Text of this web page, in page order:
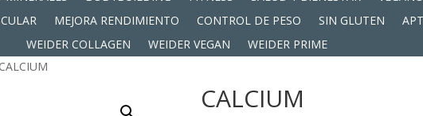
MEJORA RENDIMIENTO CONTROL DE PESO SIN GLUTEN
WEIDER COLLAGEN
WEIDER VEGAN
WEIDER PRIME
CALCIUM